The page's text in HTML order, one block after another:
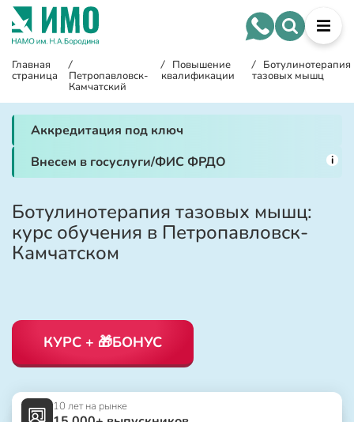
Главная
страница
/
Петропавловск-
Камчатский
/ Повышение
квалификации
/ Ботулинотерапия
тазовых мышц
Аккредитация под ключ
Внесем в госуслуги/ФИС ФРДО
i
Ботулинотерапия тазовых мышц:
курс обучения в Петропавловск-
Камчатском
КУРС + 🎁БОНУС
10 лет на рынке